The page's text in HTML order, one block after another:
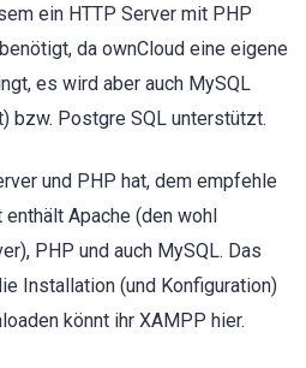
ein HTTP Server mit PHP
da ownCloud eine eigene
es wird aber auch MySQL
bzw. Postgre SQL unterstützt.
und PHP hat, dem empfehle
Apache (den wohl
PHP und auch MySQL. Das
Installation (und Konfiguration)
könnt ihr XAMPP hier.